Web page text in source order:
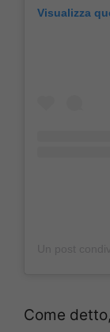
Visualizza
Come